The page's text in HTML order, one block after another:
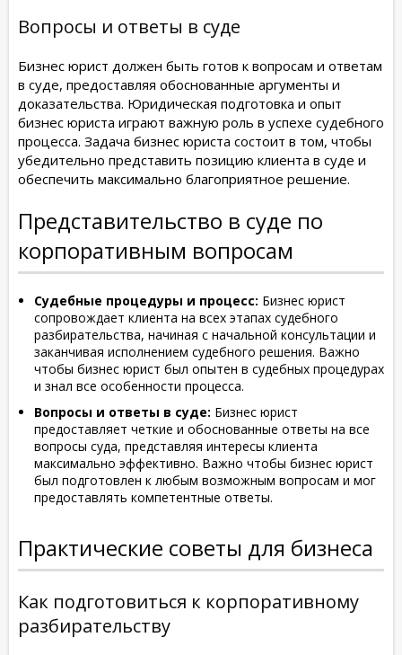
Вопросы и ответы в суде
Бизнес юрист должен быть готов к вопросам и ответам
в суде, предоставляя обоснованные аргументы и
доказательства. Юридическая подготовка и опыт
бизнес юриста играют важную роль в успехе судебного
процесса. Задача бизнес юриста состоит в том, чтобы
убедительно представить позицию клиента в суде и
обеспечить максимально благоприятное решение.
Представительство в суде по
корпоративным вопросам
Судебные процедуры и процесс: Бизнес юрист
сопровождает клиента на всех этапах судебного
разбирательства, начиная с начальной консультации и
заканчивая исполнением судебного решения. Важно
чтобы бизнес юрист был опытен в судебных процедурах
и знал все особенности процесса.
Вопросы и ответы в суде: Бизнес юрист
предоставляет четкие и обоснованные ответы на все
вопросы суда, представляя интересы клиента
максимально эффективно. Важно чтобы бизнес юрист
был подготовлен к любым возможным вопросам и мог
предоставлять компетентные ответы.
Практические советы для бизнеса
Как подготовиться к корпоративному
разбирательству